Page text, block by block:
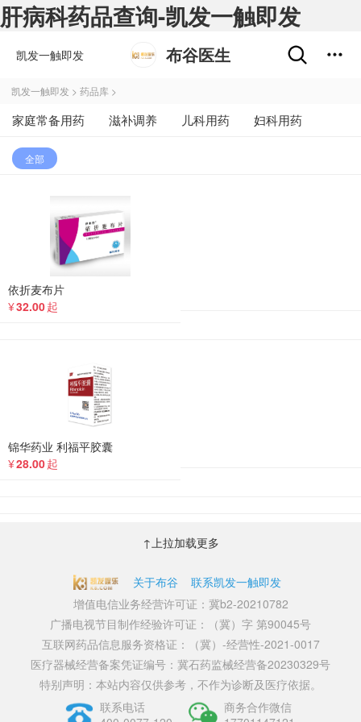
肝病科药品查询-凯发一触即发
凯发一触即发 布谷医生
凯发一触即发 > 药品库 >
家庭常备用药 滋补调养 儿科用药
妇科用药
男科用药
内分泌科
全部
依折麦布片
¥32.00起
锦华药业 利福平胶囊
¥28.00起
↑上拉加载更多
关于布谷
联系凯发一触即发
增值电信业务经营许可证：冀b2-20210782
广播电视节目制作经验许可证：（冀）字 第90045号
互联网药品信息服务资格证：（冀）-经营性-2021-0017
医疗器械经营备案凭证编号：冀石药监械经营备20230329号
特别声明：本站内容仅供参考，不作为诊断及医疗依据。
联系电话
商务合作微信